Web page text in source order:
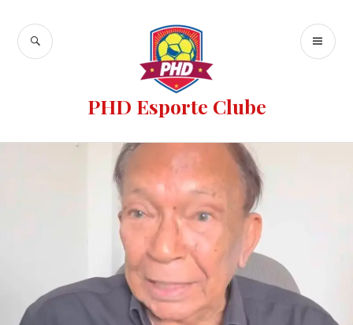
PHD Esporte Clube